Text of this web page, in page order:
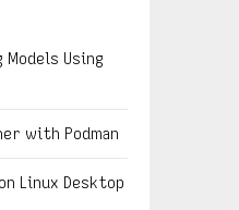
Models Using
with Podman
Linux Desktop